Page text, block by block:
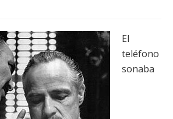
El
teléfono
sonaba